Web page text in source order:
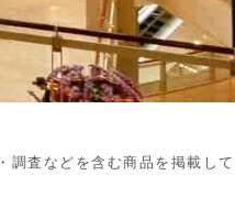
査などを含む商品を掲載し